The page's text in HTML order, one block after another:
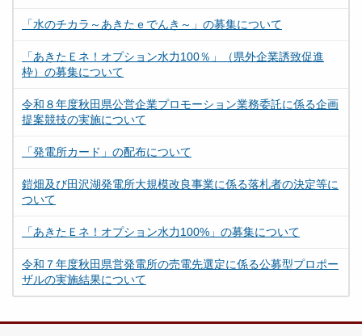
「水のチカラ～あきたｅでんき～」の募集について
「あきたＥネ！オプション水力100％」（県外企業誘致促進
枠）の募集について
令和８年度秋田県公営企業プロモーション業務委託に係る企画
提案競技の実施について
「発電所カード」の配布について
鎧畑及び田沢湖発電所大規模改良事業に係る落札者の決定等に
ついて
「あきたＥネ！オプション水力100%」の募集について
令和７年度秋田県営発電所の売電先選定に係る公募型プロポー
ザルの実施結果について